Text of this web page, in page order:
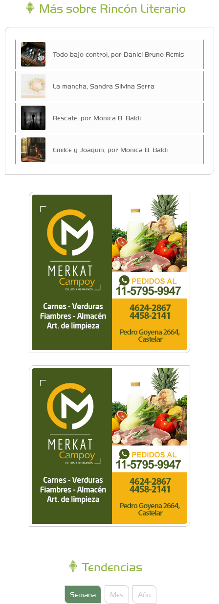
Más sobre Rincón Literario
Todo bajo control, por Daniel Bruno Remis
La mancha, Sandra Silvina Serra
Rescate, por Mónica B. Baldi
Emilce y Joaquín, por Mónica B. Baldi
El médico de guardia, por Sandra Silvina Serra
Pedaleando la vida, por Haydée Piteo
Un gaucho judio, por Graciela Sáez
Castelar Narco: conocé la nueva novela de
Jorge Colonna que juega con el lado oscuro
del Oeste
Blanco y negro, de Juan Carlos Piñeyro
Feliz como un niño, por Luis Sánchez
Berazategui
Tendencias
Semana Mes Año